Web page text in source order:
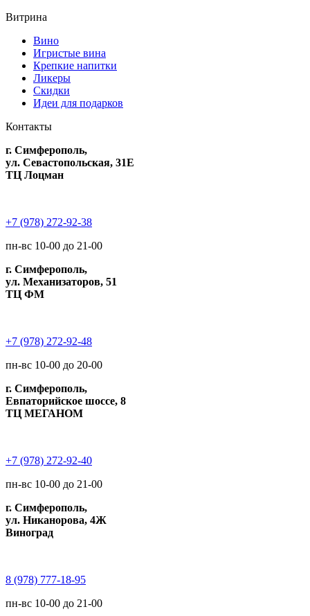
Витрина
Вино
Игристые вина
Крепкие напитки
Ликеры
Скидки
Идеи для подарков
Контакты
г. Симферополь,
ул. Севастопольская, 31Е
ТЦ Лоцман
+7 (978) 272-92-38
пн-вс 10-00 до 21-00
г. Симферополь,
ул. Механизаторов, 51
ТЦ ФМ
+7 (978) 272-92-48
пн-вс 10-00 до 20-00
г. Симферополь,
Евпаторийское шоссе, 8
ТЦ МЕГАНОМ
+7 (978) 272-92-40
пн-вс 10-00 до 21-00
г. Симферополь,
ул. Никанорова, 4Ж
Виноград
8 (978) 777-18-95
пн-вс 10-00 до 21-00